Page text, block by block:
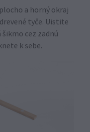
a horný okraj
tyče. Uistite
šikmo cez zadnú
k sebe.